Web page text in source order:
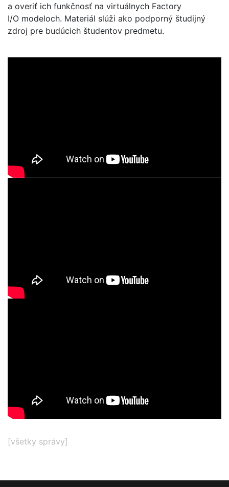
a overiť ich funkčnosť na virtuálnych Factory
I/O modeloch. Materiál slúži ako podporný študijný
zdroj pre budúcich študentov predmetu.
[všetky správy]